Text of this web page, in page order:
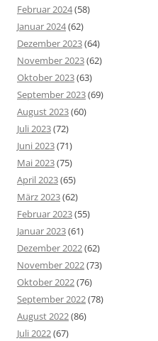
Februar 2024(58)
Januar 2024(62)
Dezember 2023(64)
November 2023(62)
Oktober 2023(63)
September 2023(69)
August 2023(60)
Juli 2023(72)
Juni 2023(71)
Mai 2023(75)
April 2023(65)
März 2023(62)
Februar 2023(55)
Januar 2023(61)
Dezember 2022(62)
November 2022(73)
Oktober 2022(76)
September 2022(78)
August 2022(86)
Juli 2022(67)